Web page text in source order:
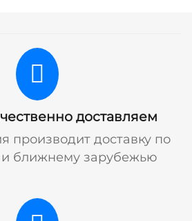
доставляем
производит доставку по
и ближнему зарубежью